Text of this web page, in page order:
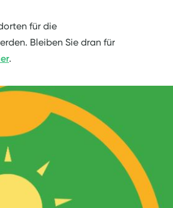
für die
Bleiben Sie dran für
.